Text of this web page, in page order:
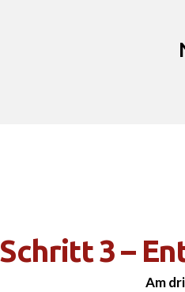
Schritt 3 –
Am